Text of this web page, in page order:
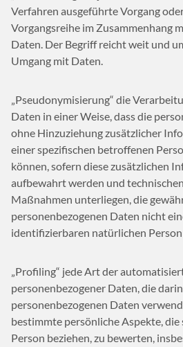
Verfahren ausgeführte Vorgang
Vorgangsreihe im Zusammenhang
Daten. Der Begriff reicht weit und
Umgang mit Daten.
„Pseudonymisierung“ die
Daten in einer Weise, dass die
ohne Hinzuziehung zusätzlicher
einer spezifischen betroffenen
können, sofern diese zusätzlichen
aufbewahrt werden und
Maßnahmen unterliegen, die
personenbezogenen Daten nicht
identifizierbaren natürlichen
„Profiling“ jede Art der
personenbezogener Daten, die
personenbezogenen Daten
bestimmte persönliche Aspekte,
Person beziehen, zu bewerten,